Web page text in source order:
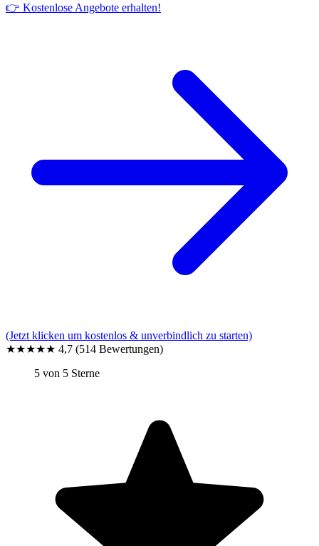
👉 Kostenlose Angebote erhalten!
(Jetzt klicken um kostenlos & unverbindlich zu starten)
★★★★★ 4,7 (514 Bewertungen)
5 von 5 Sterne